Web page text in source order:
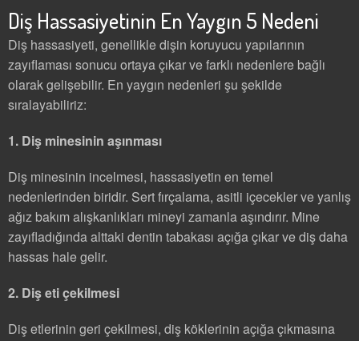
Diş Hassasiyetinin En Yaygın 5 Nedeni
Diş hassasiyeti, genellikle dişin koruyucu yapılarının
zayıflaması sonucu ortaya çıkar ve farklı nedenlere bağlı
olarak gelişebilir. En yaygın nedenleri şu şekilde
sıralayabiliriz:
1. Diş minesinin aşınması
Diş minesinin incelmesi, hassasiyetin en temel
nedenlerinden biridir. Sert fırçalama, asitli içecekler ve yanlış
ağız bakım alışkanlıkları mineyi zamanla aşındırır. Mine
zayıfladığında alttaki dentin tabakası açığa çıkar ve diş daha
hassas hale gelir.
2. Diş eti çekilmesi
Diş etlerinin geri çekilmesi, diş köklerinin açığa çıkmasına